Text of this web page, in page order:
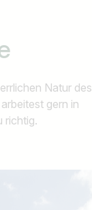
Natur des
gern in
richtig.